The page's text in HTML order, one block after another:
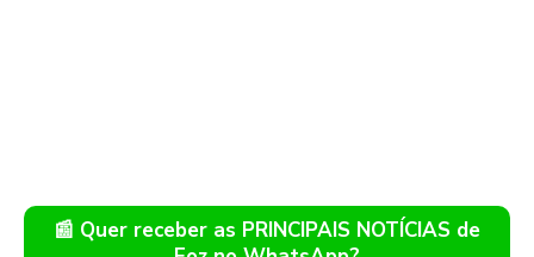
📰 Quer receber as PRINCIPAIS NOTÍCIAS de